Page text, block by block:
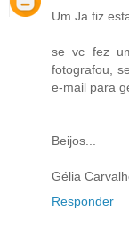
Um Ja fiz
se vc fez
fotografou,
e-mail para
Beijos...
Gélia
Responder